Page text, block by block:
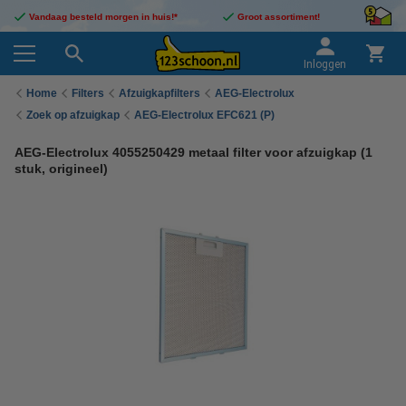
Vandaag besteld morgen in huis!* Groot assortiment!
Inloggen
Home Filters Afzuigkapfilters
AEG-Electrolux
Zoek op afzuigkap
AEG-Electrolux EFC621 (P)
AEG-Electrolux 4055250429 metaal filter voor afzuigkap (1
stuk, origineel)